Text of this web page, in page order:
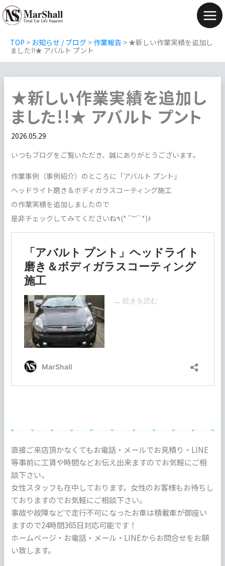
内
容
キ
ッ
TOP > お知らせ / ブログ > 作業報告 > ★新しい作業実績を追加し
ました!!★ アバルト プント
★新しい作業実績を追加し
ました!!★ アバルト プント
2026.05.29
いつもブログをご覧いただき、誠にありがとうございます。
作業事例（事例紹介）のところに「アバルト プント」
ヘッドライト磨き＆ボディガラスコーティング施工
の作業実績を追加しましたので
是非チェックしてみてくださいね٩(*´︶`*)۶
直接ご来店頂かなくてもお電話・メールでお見積り・LINE
等事前に工賃や時間などお伝え出来ますのでお気軽にご相
談下さい。
女性スタッフも在中しております。女性のお客様もお待ちし
ておりますのでお気軽にご相談下さい。
事故や故障などで走行不可になったお車は積載車が御座い
ますので24時間365日対応可能です！
ホームページ・お電話・メール・LINEからお問合せをお願
い致します。